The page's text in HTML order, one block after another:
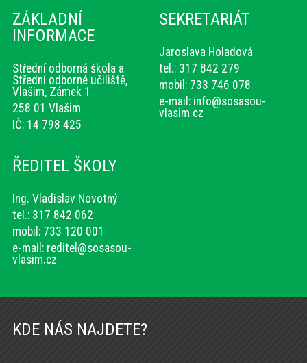
ZÁKLADNÍ
INFORMACE
Střední odborná škola a
Střední odborné učiliště,
Vlašim, Zámek 1
258 01 Vlašim
IČ: 14 798 425
SEKRETARIÁT
Jaroslava Holadová
tel.: 317 842 279
mobil: 733 746 078
e-mail: info@sosasou-
vlasim.cz
ŘEDITEL ŠKOLY
Ing. Vladislav Novotný
tel.: 317 842 062
mobil: 733 120 001
e-mail: reditel@sosasou-
vlasim.cz
KDE NÁS NAJDETE?